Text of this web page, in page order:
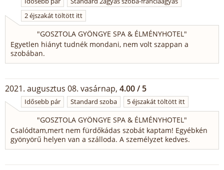
2 éjszakát töltött itt
"GOSZTOLA GYÖNGYE SPA & ÉLMÉNYHOTEL"
Egyetlen hiányt tudnék mondani, nem volt szappan a
szobában.
2021. augusztus 08. vasárnap, 4.00 / 5
Idősebb pár Standard szoba 5 éjszakát töltött itt
"GOSZTOLA GYÖNGYE SPA & ÉLMÉNYHOTEL"
Csalódtam,mert nem fürdőkádas szobát kaptam! Egyébkén
gyönyörű helyen van a szálloda. A személyzet kedves.